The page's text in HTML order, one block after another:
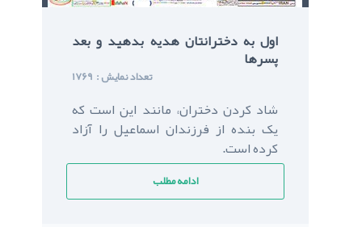
اول به دخترانتان هديه بدهيد و بعد
پسرها
1769 : تعداد نمایش
شاد کردن دختران، مانند اين است كه
يک بنده از فرزندان اسماعيل را آزاد
كرده است.
ادامه مطلب